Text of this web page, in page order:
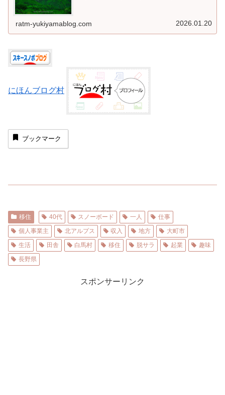
ratm-yukiyamablog.com 2026.01.20
にほんブログ村
ブックマーク
移住 40代 スノーボード 一人
仕事
個人事業主
北アルプス 収入 地方
大町市
生活
田舎 白馬村 移住 脱サラ 起業
趣味
長野県
スポンサーリンク